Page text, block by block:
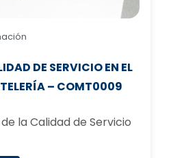
DE SERVICIO EN EL
– COMT0009
la Calidad de Servicio